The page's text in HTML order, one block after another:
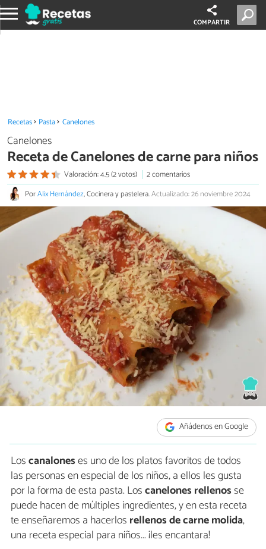
COMPARTIR
Recetas Pasta Canelones
Canelones
Receta de Canelones de carne para niños
Valoración: 4.5 (2 votos)
2 comentarios
PorAlix Hernández, Cocinera y pastelera.Actualizado: 26 noviembre 2024
Añádenos en Google
Loscanaloneses uno de los platos favoritos de todos
las personas en especial de los niños, a ellos les gusta
por la forma de esta pasta. Loscanelones rellenosse
puede hacen de múltiples ingredientes, y en esta receta
te enseñaremos a hacerlos rellenos de carne molida,
una receta especial para niños... ¡les encantara!